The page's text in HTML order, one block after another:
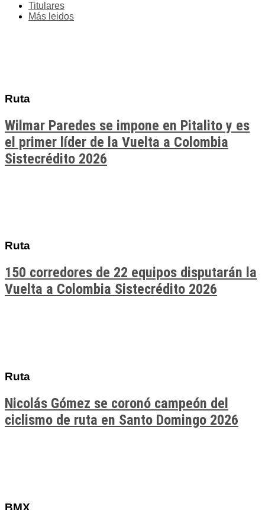
Titulares
Más leidos
Ruta
Wilmar Paredes se impone en Pitalito y es
el primer líder de la Vuelta a Colombia
Sistecrédito 2026
Ruta
150 corredores de 22 equipos disputarán la
Vuelta a Colombia Sistecrédito 2026
Ruta
Nicolás Gómez se coronó campeón del
ciclismo de ruta en Santo Domingo 2026
BMX